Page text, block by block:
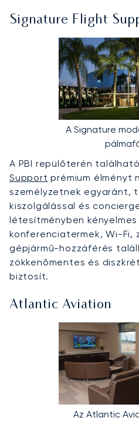
Signature Flight
A Signature
A PBI repülőterén
Support prémium élményt
személyzetnek egyaránt,
kiszolgálással és
létesítményben
konferenciatermek, Wi-Fi,
gépjármű-hozzáférés
zökkenőmentes és
biztosít.
Atlantic Aviation
Az Atlantic